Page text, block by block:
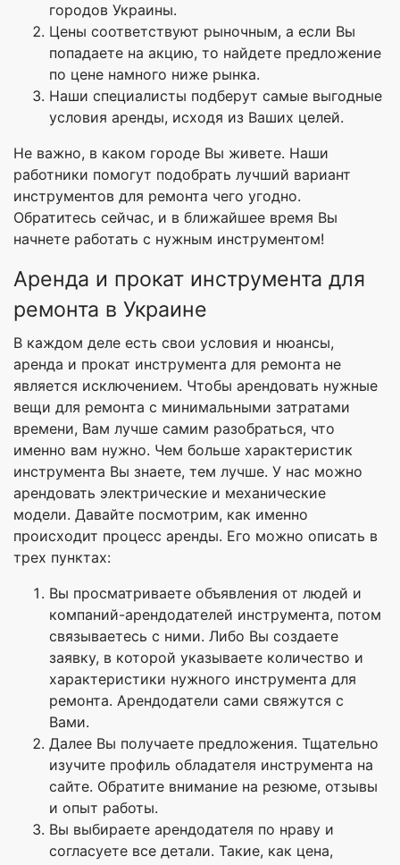
городов Украины.
Цены соответствуют рыночным, а если Вы
попадаете на акцию, то найдете предложение
по цене намного ниже рынка.
Наши специалисты подберут самые выгодные
условия аренды, исходя из Ваших целей.
Не важно, в каком городе Вы живете. Наши
работники помогут подобрать лучший вариант
инструментов для ремонта чего угодно.
Обратитесь сейчас, и в ближайшее время Вы
начнете работать с нужным инструментом!
Аренда и прокат инструмента для
ремонта в Украине
В каждом деле есть свои условия и нюансы,
аренда и прокат инструмента для ремонта не
является исключением. Чтобы арендовать нужные
вещи для ремонта с минимальными затратами
времени, Вам лучше самим разобраться, что
именно вам нужно. Чем больше характеристик
инструмента Вы знаете, тем лучше. У нас можно
арендовать электрические и механические
модели. Давайте посмотрим, как именно
происходит процесс аренды. Его можно описать в
трех пунктах:
Вы просматриваете объявления от людей и
компаний-арендодателей инструмента, потом
связываетесь с ними. Либо Вы создаете
заявку, в которой указываете количество и
характеристики нужного инструмента для
ремонта. Арендодатели сами свяжутся с
Вами.
Далее Вы получаете предложения. Тщательно
изучите профиль обладателя инструмента на
сайте. Обратите внимание на резюме, отзывы
и опыт работы.
Вы выбираете арендодателя по нраву и
согласуете все детали. Такие, как цена,